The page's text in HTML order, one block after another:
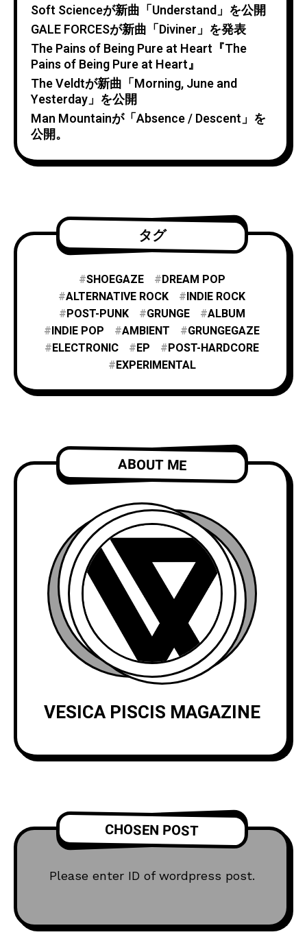
Soft Scienceが新曲「Understand」を公開
GALE FORCESが新曲「Diviner」を発表
The Pains of Being Pure at Heart『The
Pains of Being Pure at Heart』
The Veldtが新曲「Morning, June and
Yesterday」を公開
Man Mountainが「Absence / Descent」を
公開。
タグ
SHOEGAZE
DREAM POP
ALTERNATIVE ROCK
INDIE ROCK
POST-PUNK
GRUNGE
ALBUM
INDIE POP
AMBIENT
GRUNGEGAZE
ELECTRONIC
EP
POST-HARDCORE
EXPERIMENTAL
ABOUT ME
VESICA PISCIS MAGAZINE
CHOSEN POST
Please enter ID of wordpress post.